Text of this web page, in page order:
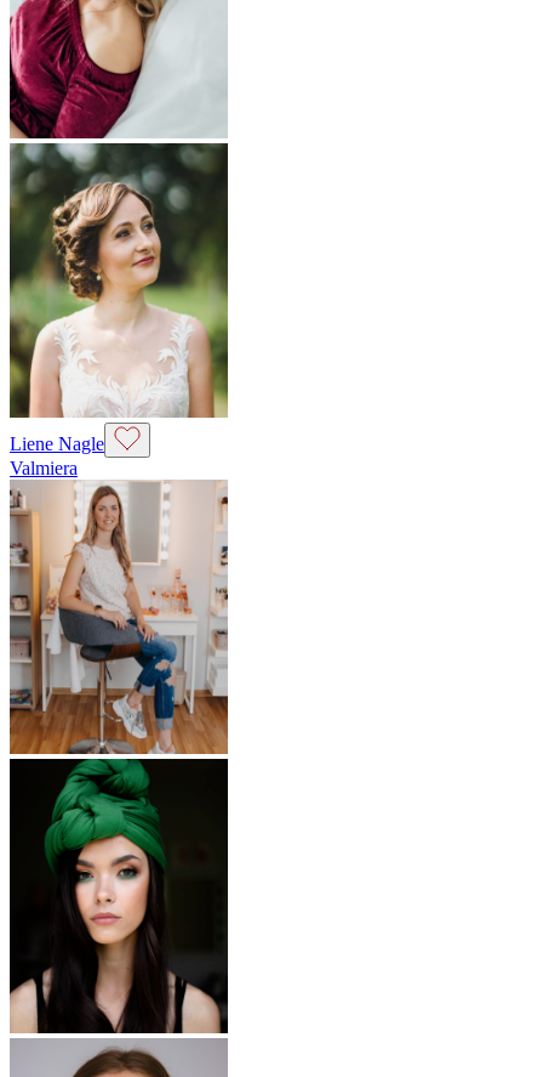
Liene Nagle
Valmiera